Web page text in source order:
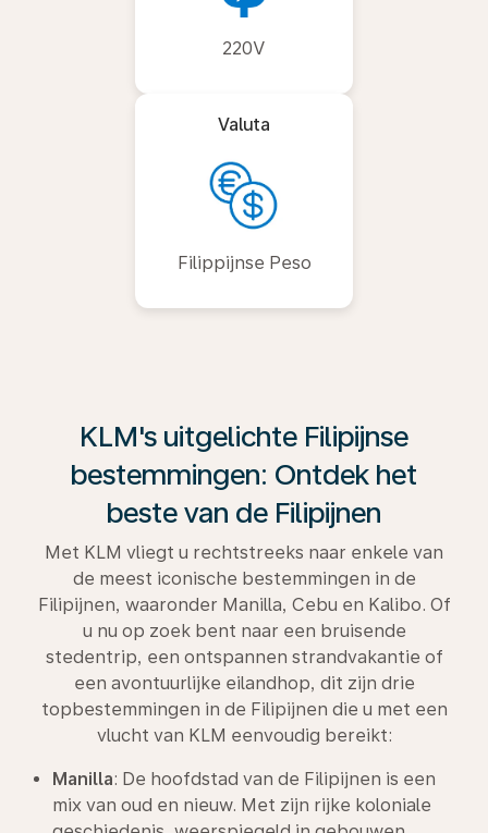
220V
Valuta
Filippijnse Peso
KLM's uitgelichte Filipijnse
bestemmingen: Ontdek het
beste van de Filipijnen
Met KLM vliegt u rechtstreeks naar enkele van
de meest iconische bestemmingen in de
Filipijnen, waaronder Manilla, Cebu en Kalibo. Of
u nu op zoek bent naar een bruisende
stedentrip, een ontspannen strandvakantie of
een avontuurlijke eilandhop, dit zijn drie
topbestemmingen in de Filipijnen die u met een
vlucht van KLM eenvoudig bereikt:
Manilla: De hoofdstad van de Filipijnen is een
mix van oud en nieuw. Met zijn rijke koloniale